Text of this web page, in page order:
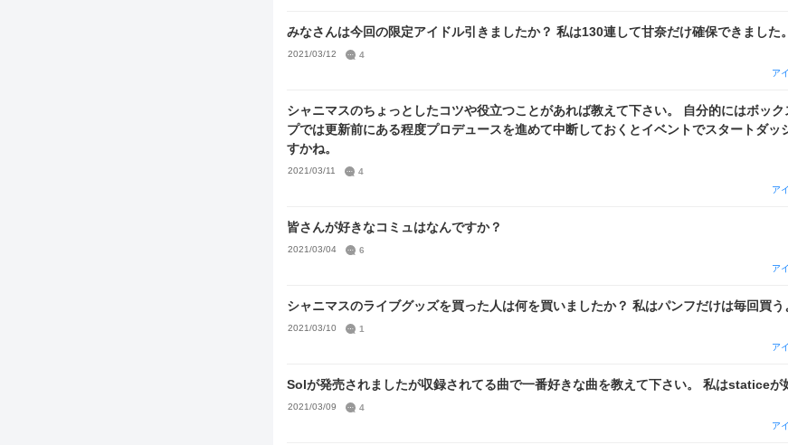
みなさんは今回の限定アイドル引きましたか？ 私は130連して甘奈だけ確保できました。
2021/03/12
4
ア
シャニマスのちょっとしたコツや役立つことがあれば教えて下さい。 自分的にはボッ
プでは更新前にある程度プロデュースを進めて中断しておくとイベントでスタートダッ
すかね。
2021/03/11
4
ア
皆さんが好きなコミュはなんですか？
2021/03/04
6
ア
シャニマスのライブグッズを買った人は何を買いましたか？ 私はパンフだけは毎回買う
2021/03/10
1
ア
Solが発売されましたが収録されてる曲で一番好きな曲を教えて下さい。 私はstaticeが
2021/03/09
4
ア